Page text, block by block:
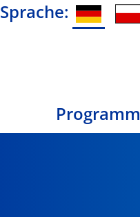
Sprache:
Programm